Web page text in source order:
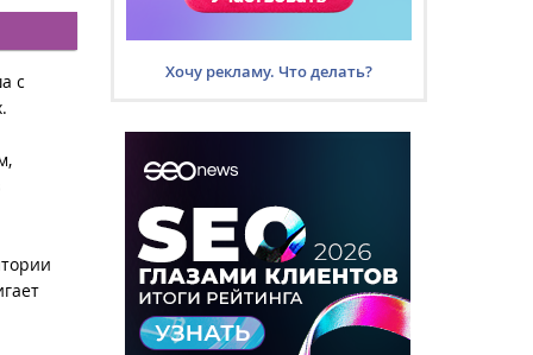
с
Хочу рекламу. Что делать?